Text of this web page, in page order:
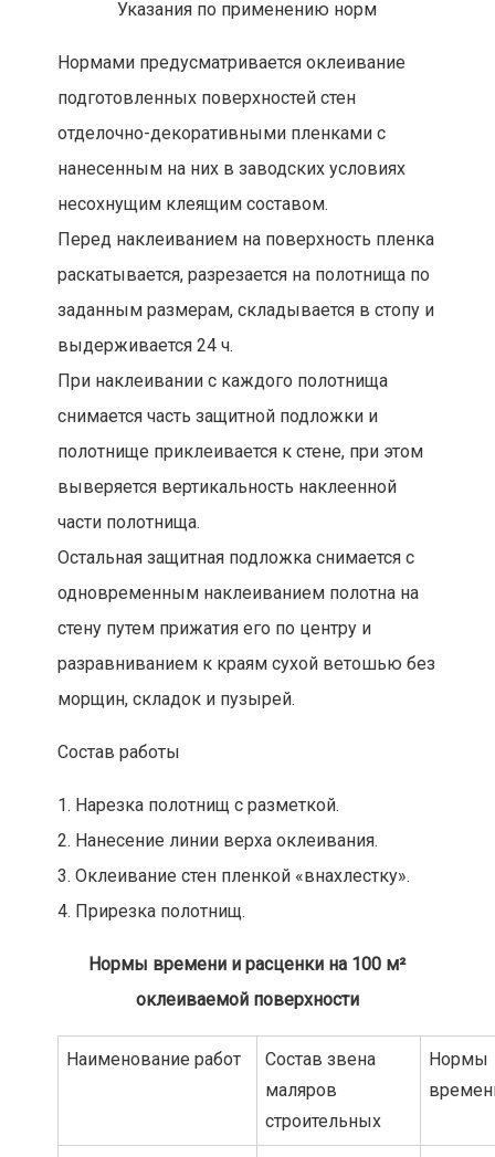
Указания по применению норм
Нормами предусматривается оклеивание
подготовленных поверхностей стен
отделочно-декоративными пленками с
нанесенным на них в заводских условиях
несохнущим клеящим составом.
Перед наклеиванием на поверхность пленка
раскатывается, разрезается на полотнища по
заданным размерам, складывается в стопу и
выдерживается 24 ч.
При наклеивании с каждого полотнища
снимается часть защитной подложки и
полотнище приклеивается к стене, при этом
выверяется вертикальность наклеенной
части полотнища.
Остальная защитная подложка снимается с
одновременным наклеиванием полотна на
стену путем прижатия его по центру и
разравниванием к краям сухой ветошью без
морщин, складок и пузырей.
Состав работы
1. Нарезка полотнищ с разметкой.
2. Нанесение линии верха оклеивания.
3. Оклеивание стен пленкой «внахлестку».
4. Прирезка полотнищ.
Нормы времени и расценки на 100 м²
оклеиваемой поверхности
Наименование работ
Состав звена
маляров
строительных
Нормы